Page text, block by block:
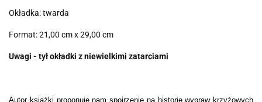
Okładka: twarda
Format: 21,00 cm x 29,00 cm
Uwagi - tył okładki z niewielkimi zatarciami
Autor książki proponuje nam spojrzenie na historię wypraw krzyżowych